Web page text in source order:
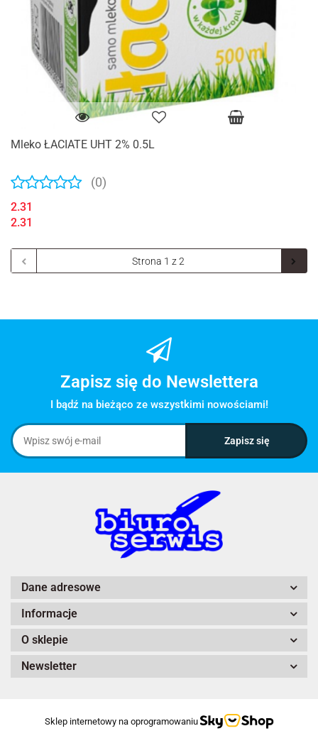
Mleko ŁACIATE UHT 2% 0.5L
(0)
2.31
2.31
Zapisz się do Newslettera
I bądź na bieżąco ze wszystkimi nowościami!
Dane adresowe
Informacje
O sklepie
Newsletter
Sklep internetowy na oprogramowaniu